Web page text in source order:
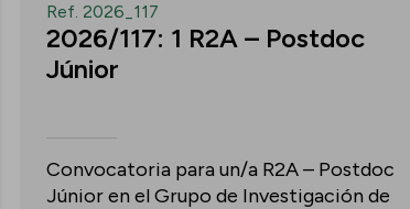
Ref. 2026_117
2026/117: 1 R2A – Postdoc
Júnior
Convocatoria para un/a R2A – Postdoc
Júnior en el Grupo de Investigación de